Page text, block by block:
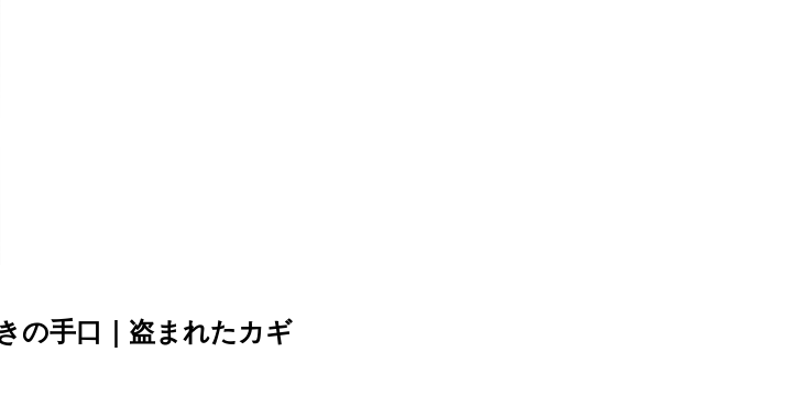
の手口｜盗まれたカギ